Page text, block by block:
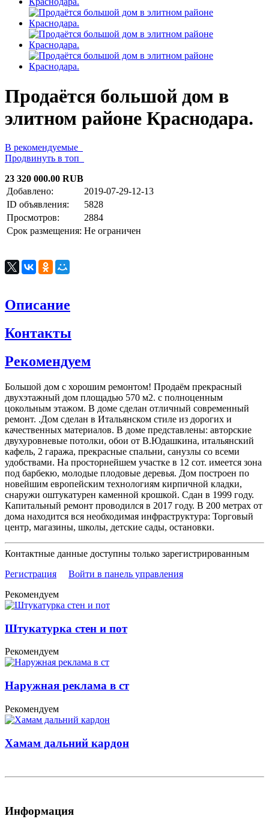
Продаётся большой дом в
элитном районе Краснодара.
В рекомендуемые
Продвинуть в топ
23 320 000.00 RUB
Добавлено:
2019-07-29-12-13
ID объявления:
5828
Просмотров:
2884
Срок размещения: Не ограничен
Описание
Контакты
Рекомендуем
Большой дом с хорошим ремонтом! Продаём прекрасный
двухэтажный дом площадью 570 м2. с полноценным
цокольным этажом. В доме сделан отличный современный
ремонт. .Дом сделан в Итальянском стиле из дорогих и
качественных материалов. В доме представлены: авторские
двухуровневые потолки, обои от В.Юдашкина, итальянский
кафель, 2 гаража, прекрасные спальни, санузлы со всеми
удобствами. На просторнейшем участке в 12 сот. имеется зона
под барбекю, молодые плодовые деревья. Дом построен по
новейшим европейским технологиям кирпичной кладки,
снаружи оштукатурен каменной крошкой. Сдан в 1999 году.
Капитальный ремонт проводился в 2017 году. В 200 метрах от
дома находится вся необходимая инфраструктура: Торговый
центр, магазины, школы, детские сады, остановки.
Контактные данные доступны только зарегистрированным
Регистрация
Войти в панель управления
Рекомендуем
Штукатурка стен и пот
Рекомендуем
Наружная реклама в ст
Рекомендуем
Хамам дальний кардон
Информация